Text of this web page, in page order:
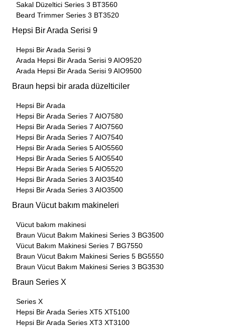
Sakal Düzeltici Series 3 BT3560
Beard Trimmer Series 3 BT3520
Hepsi Bir Arada Serisi 9
Hepsi Bir Arada Serisi 9
Arada Hepsi Bir Arada Serisi 9 AIO9520
Arada Hepsi Bir Arada Serisi 9 AIO9500
Braun hepsi bir arada düzelticiler
Hepsi Bir Arada
Hepsi Bir Arada Series 7 AIO7580
Hepsi Bir Arada Series 7 AIO7560
Hepsi Bir Arada Series 7 AIO7540
Hepsi Bir Arada Series 5 AIO5560
Hepsi Bir Arada Series 5 AIO5540
Hepsi Bir Arada Series 5 AIO5520
Hepsi Bir Arada Series 3 AIO3540
Hepsi Bir Arada Series 3 AIO3500
Braun Vücut bakım makineleri
Vücut bakım makinesi
Braun Vücut Bakım Makinesi Series 3 BG3500
Vücut Bakım Makinesi Series 7 BG7550
Braun Vücut Bakım Makinesi Series 5 BG5550
Braun Vücut Bakım Makinesi Series 3 BG3530
Braun Series X
Series X
Hepsi Bir Arada Series XT5 XT5100
Hepsi Bir Arada Series XT3 XT3100